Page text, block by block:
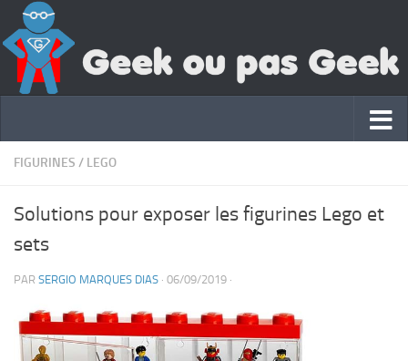
FIGURINES / LEGO
Solutions pour exposer les figurines Lego et
sets
PAR SERGIO MARQUES DIAS · 06/09/2019 ·